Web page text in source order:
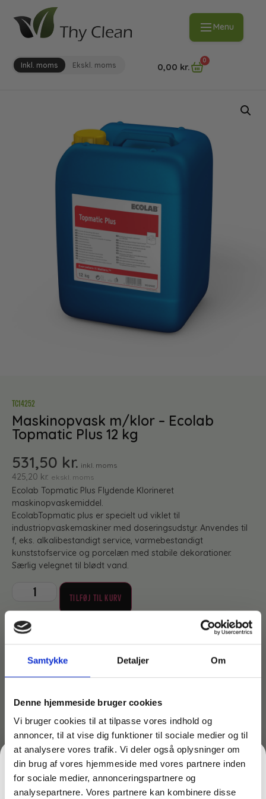
Samtykke Detaljer Om
Denne hjemmeside bruger cookies
Vi bruger cookies til at tilpasse vores indhold og
annoncer, til at vise dig funktioner til sociale medier og til
at analysere vores trafik. Vi deler også oplysninger om
din brug af vores hjemmeside med vores partnere inden
for sociale medier, annonceringspartnere og
analysepartnere. Vores partnere kan kombinere disse
Menu
Inkl. moms Ekskl. moms 0,00 kr.
0
TC14252
Maskinopvask m/klor – Ecolab
Topmatic Plus 12 kg
531,50 kr. inkl. moms
425,20 kr. ekskl. moms
Ecolab Topmatic Plus Flydende Klorineret
maskinopvaskemiddel.
EcolabTopmatic plus er specielt ud viklet til
industriopvaskemaskiner med doseringsudstyr. Anvendes til
f, eks. alkalibestandigt service, varmebestandigt
kunststofservice og porcelæn med stabile dekorationer.
Særlig velegnet til blødt vand.
TILFØJ TIL KURV
Produktdokumentation